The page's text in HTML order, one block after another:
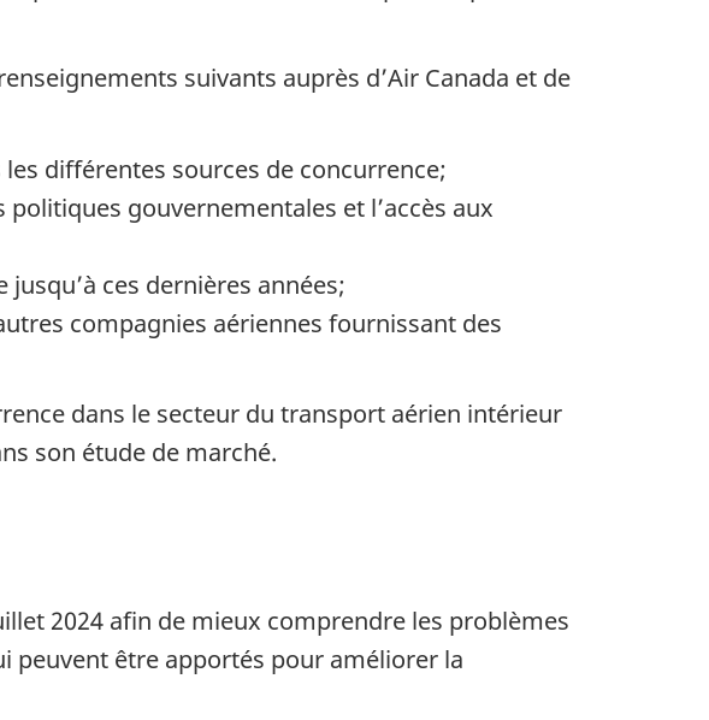
suivants auprès d’Air Canada et de
différentes sources de concurrence;
gouvernementales et l’accès aux
ces dernières années;
compagnies aériennes fournissant des
dans le secteur du transport aérien intérieur
son étude de marché.
2024 afin de mieux comprendre les problèmes
peuvent être apportés pour améliorer la